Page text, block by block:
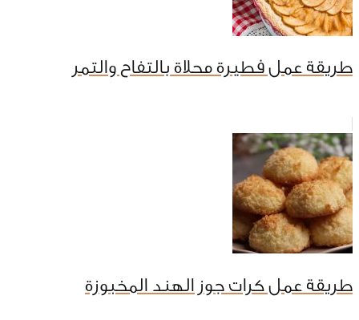
طريقة عمل فطيرة محلاة بالتفاح والتمر
طريقة عمل كرات جوز الهند المخبوزة